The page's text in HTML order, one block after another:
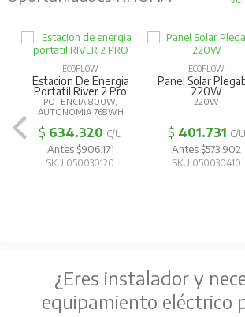
ECOFLOW
Estacion De Energia
Portatil River 2 Pro
POTENCIA 800W,
AUTONOMIA 768WH
$ 634.320 C/U
Antes $906.171
SKU 050030120
ECOFLOW
Panel Solar
220W
220W
$ 401.731 C/U
Antes $573.902
SKU 050030410
¿Eres instalador y
equipamiento eléctrico